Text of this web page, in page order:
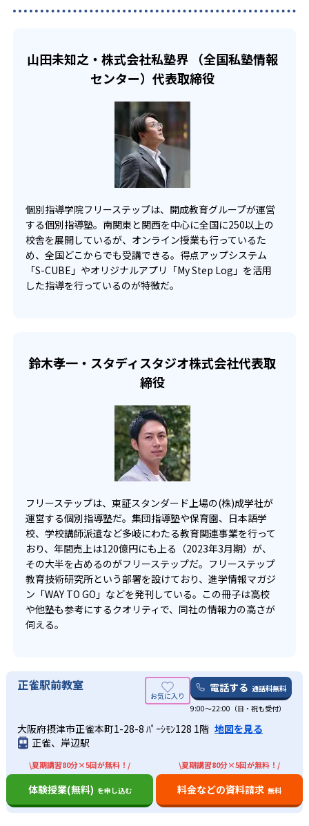
リキュラムに基づいて学習指導を行い、入試情報の提供や
学習意欲の向上支援も行っている。また、1教室に1名以上
人ひとりに対応した学習プランを作成するとともに、家庭
と講師の緻密な連携の支援も担う。また、生徒の合格プロ
デュース実績を共有する合格プロデューサーアワードを通
じて、自らの能力向上にも取り組んでいる。
は、生徒一人ひとりに向けた学習プランの作成だけでな
に向いている。
どんなメリットがある？
学の全ての受験に対応した学習イベントやガイダンスも実
施しており、入試情報の提供や学習意欲の向上に関する支
を十分に把握した上で指導を受けることができる。
またフリーステップは、教材開発機関として教育技術研究
所を構えている。この研究所では、生徒が体系的な理解と
論理的な説明ができるよう、独自に教材を開発。この教材
により、苦手な部分を克服するだけの授業ではなく、点数
アップや第一志望校合格といった成果に直結する授業の構
成を可能にしている。
フリーステップでは、独自開発した学習システム「S-
CUBE」により、生徒それぞれが自分の目標から逆算したカ
リキュラムに沿って学習することができる。
膨大な定期テストや入試データを分析し、それを基に課題
克服の計画や進捗管理まで行なっているため、無駄がなく
個別指導学習院フリーステップでは、小学生のコースから1
回の授業が80分に設定されている。そのため、子どもによ
っては慣れるまでに時間がかかり、授業中に集中力が持続
小松川 1 北園 3
調布北 1
昭和 2
2 文京
4
小平 6 井草 10
江戸川 2 神代 2 清瀬 3
墨田川 2 調布南 1
上水
武蔵丘 7
杉並 4
神奈川総合 1
岸根 1 さいたま市立浦和 1
川越女子 1 春日部 2
蕨 1 所沢北 2 浦和西 3
川口北 3 和光国際 1
川越南 2 さいたま市立浦和南 2
2
坂戸 1
所沢西 3 川口 2
大宮南 3 東葛飾 1
山田未知之・株式会社私塾界 （全国私塾情報
センター）代表取締役
個別指導学院フリーステップは、開成教育グループが運営
する個別指導塾。南関東と関西を中心に全国に250以上の
校舎を展開しているが、オンライン授業も行っているた
め、全国どこからでも受講できる。得点アップシステム
「S-CUBE」やオリジナルアプリ「My Step Log」を活用
した指導を行っているのが特徴だ。
鈴木孝一・スタディスタジオ株式会社代表取
締役
フリーステップは、東証スタンダード上場の(株)成学社が
運営する個別指導塾だ。集団指導塾や保育園、日本語学
校、学校講師派遣など多岐にわたる教育関連事業を行って
おり、年間売上は120億円にも上る（2023年3月期）が、
その大半を占めるのがフリーステップだ。フリーステップ
教育技術研究所という部署を設けており、進学情報マガジ
ン「WAY TO GO」などを発刊している。この冊子は高校
や他塾も参考にするクオリティで、同社の情報力の高さが
伺える。
正雀駅前教室 電話する 通話料無料
9:00～22:00（日・祝も受付）
大阪府摂津市正雀本町1-28-8 ﾊﾟｰｼﾓﾝ128 1階 地図を見る
正雀、岸辺駅
\夏期講習80分×5回が無料！/
体験授業(無料) を申し込む
\夏期講習80分×5回が無料！/
料金などの資料請求 無料